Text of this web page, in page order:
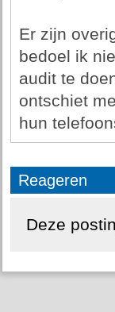
Er zijn
bedoel ik
audit te
ontschiet
hun
Reageren
Deze